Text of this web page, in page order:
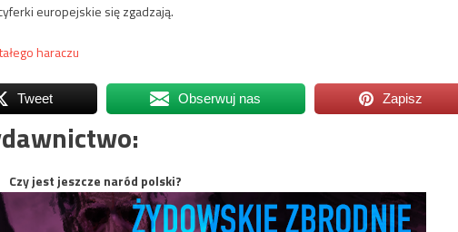
europejskie się zgadzają.
haraczu
Tweet Obserwuj nas Zapisz
Czy jest jeszcze naród polski?